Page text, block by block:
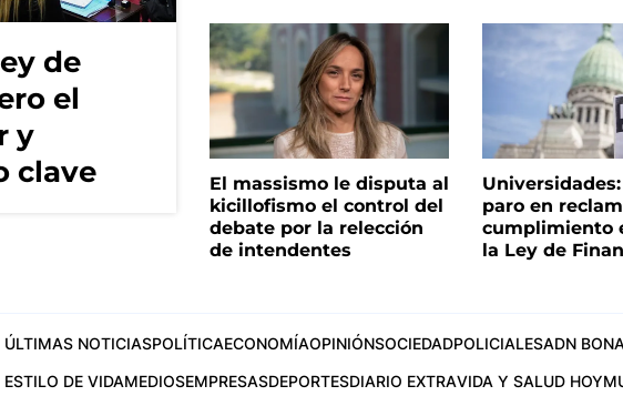
de
el
y
clave
El massismo le disputa al
kicillofismo el control del
debate por la relección
de intendentes
paro en
cumplimiento
la Ley de
ÚLTIMAS NOTICIASPOLÍTICAECONOMÍAOPINIÓNSOCIEDADPOLICIALESADN
ESTILO DE VIDAMEDIOSEMPRESASDEPORTESDIARIO EXTRAVIDA Y SALUD HOY